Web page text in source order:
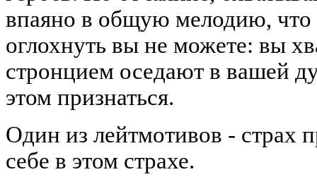
впаяно в общую мелодию, что
оглохнуть вы не можете: вы
стронцием оседают в вашей
этом признаться.
Один из лейтмотивов - страх
себе в этом страхе.